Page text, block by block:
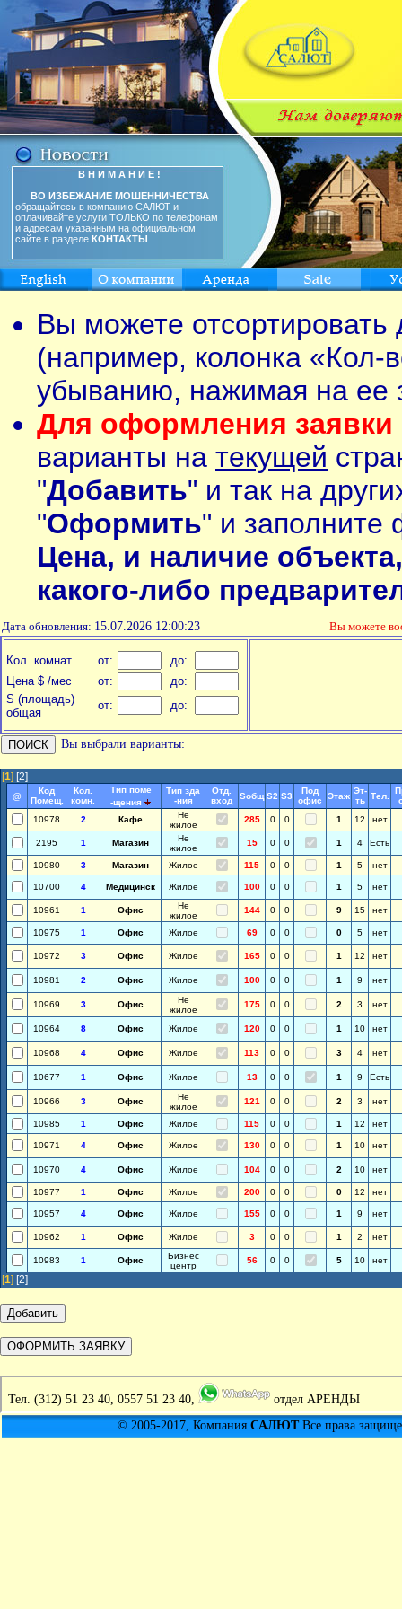
В Н И М А Н И Е !
ВО ИЗБЕЖАНИЕ МОШЕННИЧЕСТВА
обращайтесь в компанию САЛЮТ и
оплачивайте услуги ТОЛЬКО по телефонам
и адресам указанным на официальном
сайте в разделе КОНТАКТЫ
Вы можете
(например, колонка «Кол-
убыванию, нажимая на ее
Для оформления заявки
варианты на текущей
"Добавить" и так на
"Оформить" и заполните
Цена, и наличие
какого-либо
Дата обновления: 15.07.2026 12:00:23 Вы можете
Кол. комнат от:
до:
Цена $ /мес
от:
до:
S (площадь)
общая
от: до:
Вы выбрали варианты:
[1] [2]
@
Код
Помещ.
Кол.
комн.
Тип поме
-щения
Тип зда
-ния
Отд.
вход
Soбщ S2 S3
Под
офис
Этаж
Эт-
ть Тел.
10978
2 Кафе
Не
жилое
285 0 0 1 12 нет
2195 1 Магазин
Не
жилое
15 0 0 1 4 Есть
10980 3 Магазин Жилое 115 0 0 1 5 нет
10700 4 Медицинск Жилое 100 0 0 1 5 нет
10961 1 Офис
Не
жилое
144 0 0 9 15 нет
10975 1 Офис Жилое 69 0 0 0 5 нет
10972 3 Офис Жилое 165 0 0 1 12 нет
10981 2 Офис Жилое 100 0 0 1 9 нет
10969 3 Офис
Не
жилое
175 0 0 2 3 нет
10964 8 Офис Жилое 120 0 0 1 10 нет
10968 4 Офис Жилое 113 0 0 3 4 нет
10677 1 Офис Жилое 13 0 0 1 9 Есть
10966 3 Офис
Не
жилое
121 0 0 2 3 нет
10985 1 Офис Жилое 115 0 0 1 12 нет
10971 4 Офис Жилое 130 0 0 1 10 нет
10970 4 Офис Жилое 104 0 0 2 10 нет
10977 1 Офис Жилое 200 0 0 0 12 нет
10957 4 Офис Жилое 155 0 0 1 9 нет
10962 1 Офис Жилое 3 0 0 1 2 нет
10983 1 Офис
Бизнес
центр
56 0 0 5 10 нет
[1] [2]
Тел. (312) 51 23 40, 0557 51 23 40,
отдел АРЕНДЫ
© 2005-2017, Компания САЛЮТВсе права